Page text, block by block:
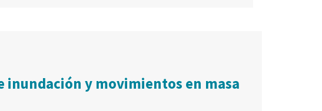
inundación y movimientos en masa